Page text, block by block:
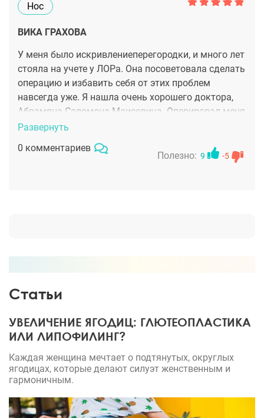
Нос
ВИКА ГРАХОВА
У меня было искривлениеперегородки, и много лет
стояла на учете у ЛОРа. Она посоветовала сделать
операцию и избавить себя от этих проблем
навсегда уже. Я нашла очень хорошего доктора,
Абрамяна Соломона Маисовича. Оперировал меня
по своей авторской методике, закрытым методом.
перегородку, удалил разросшиеся хрящи, которые
Развернуть
0 комментариев
Полезно: 9 -5
Статьи
УВЕЛИЧЕНИЕ ЯГОДИЦ: ГЛЮТЕОПЛАСТИКА
ИЛИ ЛИПОФИЛИНГ?
Каждая женщина мечтает о подтянутых, округлых
ягодицах, которые делают силуэт женственным и
гармоничным.